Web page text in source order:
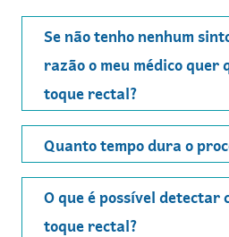
Se não tenho nenhum
razão o meu médico quer
toque rectal?
Quanto tempo dura o
O que é possível detectar
toque rectal?